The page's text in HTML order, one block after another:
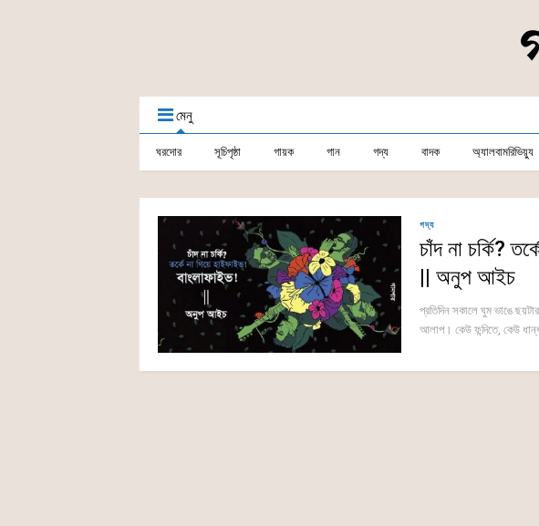
মেনু
ঘরদোর সূচিপৃষ্ঠা গায়ক গান গদ্য বাদক অ্যালবামরিভিয়্যু
গদ্য
চাঁদ না চর্কি?
|| অনুপ আইচ
প্রতিদিন সকালে ঘুম ভাঙে
আলাপ। কেউ ফন্দিতে, কেউ